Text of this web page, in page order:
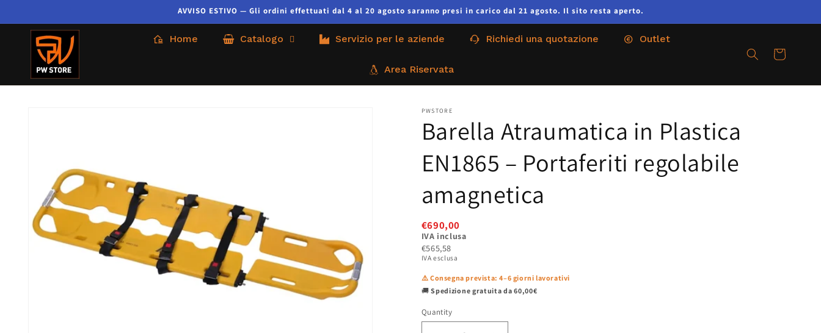
AVVISO ESTIVO — Gli ordini effettuati dal 4 al 20 agosto saranno presi in carico dal 21 agosto. Il sito resta aperto.
Home Catalogo Servizio per le aziende Richiedi una quotazione Outlet
Area Riservata
Cart
PWSTORE
Barella Atraumatica in Plastica
EN1865 – Portaferiti regolabile
amagnetica
€690,00
IVA inclusa
€565,58
IVA esclusa
⚠️ Consegna prevista: 4–6 giorni lavorativi
🚚Spedizione gratuita da 60,00€
Quantity